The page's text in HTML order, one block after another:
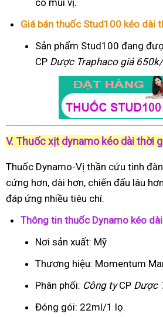
có mùi vị.
Giá bán thuốc Stud100 kéo dài
Sản phẩm Stud100 đang
CP Dược Traphacogiá
V. Thuốc xịt dynamo kéo dài thời
Thuốc Dynamo-Vị thần cứu tinh
cứng hơn, dài hơn, chiến đấu lâu
đáp ứng nhiều tiêu chí.
Thông tin thuốc Dynamo kéo
Nơi sản xuất: Mỹ
Thương hiệu: Momentum
Phân phối: Công tyCP Dược
Đóng gói: 22ml/1 lọ.